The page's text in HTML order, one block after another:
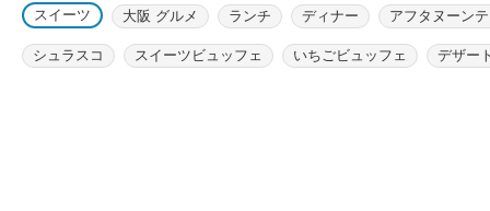
スイーツ 大阪 グルメ ランチ ディナー アフタヌーン
シュラスコ スイーツビュッフェ いちごビュッフェ デザー